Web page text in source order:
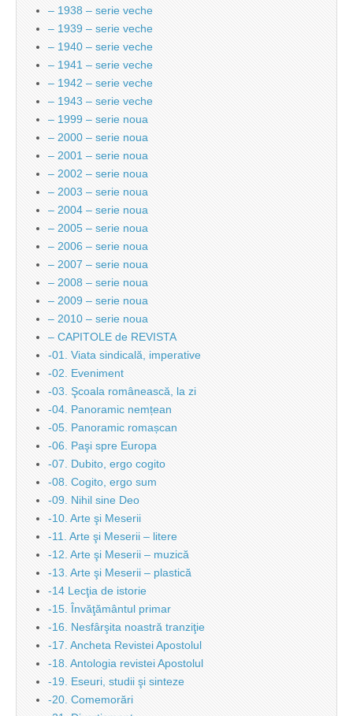
– 1938 – serie veche
– 1939 – serie veche
– 1940 – serie veche
– 1941 – serie veche
– 1942 – serie veche
– 1943 – serie veche
– 1999 – serie noua
– 2000 – serie noua
– 2001 – serie noua
– 2002 – serie noua
– 2003 – serie noua
– 2004 – serie noua
– 2005 – serie noua
– 2006 – serie noua
– 2007 – serie noua
– 2008 – serie noua
– 2009 – serie noua
– 2010 – serie noua
– CAPITOLE de REVISTA
-01. Viata sindicală, imperative
-02. Eveniment
-03. Şcoala românească, la zi
-04. Panoramic nemțean
-05. Panoramic romașcan
-06. Paşi spre Europa
-07. Dubito, ergo cogito
-08. Cogito, ergo sum
-09. Nihil sine Deo
-10. Arte şi Meserii
-11. Arte şi Meserii – litere
-12. Arte şi Meserii – muzică
-13. Arte şi Meserii – plastică
-14 Lecţia de istorie
-15. Învăţământul primar
-16. Nesfârşita noastră tranziţie
-17. Ancheta Revistei Apostolul
-18. Antologia revistei Apostolul
-19. Eseuri, studii şi sinteze
-20. Comemorări